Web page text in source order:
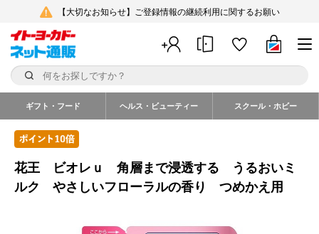
【大切なお知らせ】ご登録情報の継続利用に関するお願い
ギフト・フード ヘルス・ビューティー スクール・ホビー
花王 ビオレｕ 角層まで浸透する うるおいミ
ルク やさしいフローラルの香り つめかえ用